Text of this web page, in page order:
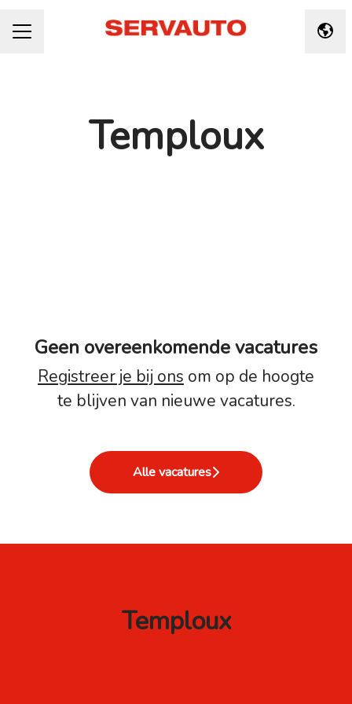
CARRIÈREMENU Taal
Temploux
Geen overeenkomende vacatures
Registreer je bij ons om op de hoogte
te blijven van nieuwe vacatures.
Alle vacatures
Temploux